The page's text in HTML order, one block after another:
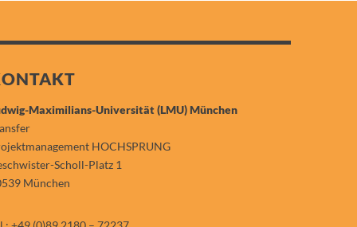
Maximilians-Universität (LMU) München
HOCHSPRUNG
Scholl-Platz 1
München